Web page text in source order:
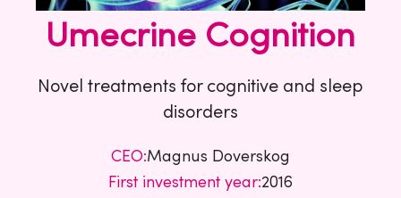
Umecrine Cognition
Novel treatments for cognitive and sleep
disorders
CEO:Magnus Doverskog
First investment year:2016